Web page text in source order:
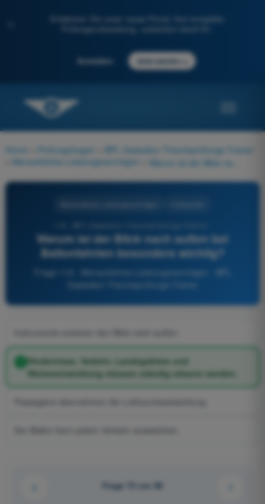
Entdecken Sie unser neues Portal: Ihre komplette
Prüfungsvorbereitung, unterstützt durch KI.
Anmelden Jetzt starten
Home Prüfungsfragen
BPL Gasballon Theorieprüfungs-Trainer
Menschliches Leistungsvermögen
Warum ist der Blick nach außen bei
Ballonfahrten besonders wichtig?
Frage 119 - Menschliches Leistungsvermögen - BPL
Hindernisse, Verkehr, Landegebiete und
Wetterentwicklung müssen ständig erkannt werden.
Frage 73 von 80